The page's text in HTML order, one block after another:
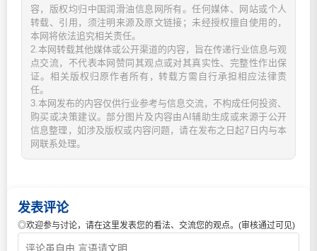
容，版权均归中国润滑油信息网所有。任何媒体、网站或个人
转载、引用，须注明来源及原文链接；未经授权擅自使用的，
本网将依法追究相关责任。
2.本网转载其他媒体或公开渠道的内容，旨在传递行业信息与观
点交流，不代表本网赞同其观点或对其真实性、完整性作出保
证。相关版权归原作者所有，转载方需自行承担相应法律责
任。
3.本网发布的内容仅供行业参考与信息交流，不构成任何投资、
购买或决策建议。部分图片及内容由AI辅助生成或来源于公开
信息整理，如涉及版权或内容问题，请在发布之日起7日内与本
网联系处理。
发表评论
◎欢迎参与讨论，请在这里发表您的看法、交流您的观点。(审核通过可见)